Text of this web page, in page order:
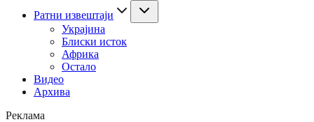
Ратни извештаји
Украјина
Блиски исток
Африка
Остало
Видео
Архива
Реклама